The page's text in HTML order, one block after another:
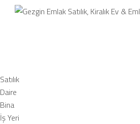
Satılık
Daire
Bina
İş Yeri